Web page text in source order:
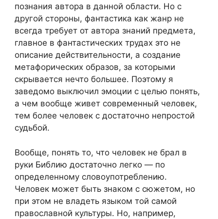
познания автора в данной области. Но с
другой стороны, фантастика как жанр не
всегда требует от автора знаний предмета,
главное в фантастических трудах это не
описание действительности, а создание
метафорических образов, за которыми
скрывается нечто большее. Поэтому я
заведомо выключил эмоции с целью понять,
а чем вообще живет современный человек,
тем более человек с достаточно непростой
судьбой.
Вообще, понять то, что человек не брал в
руки Библию достаточно легко — по
определенному словоупотреблению.
Человек может быть знаком с сюжетом, но
при этом не владеть языком той самой
православной культуры. Но, например,